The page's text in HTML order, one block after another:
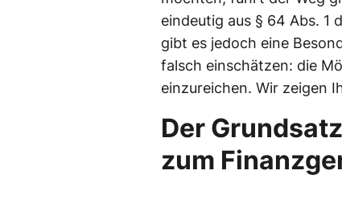
eindeutig aus § 64 Abs. 1
gibt es jedoch eine
falsch einschätzen: die
einzureichen. Wir zeigen
Der
zum